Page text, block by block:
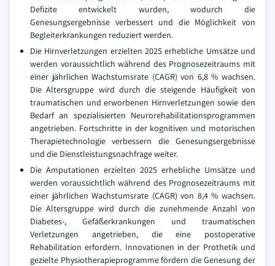
Defizite entwickelt wurden, wodurch die
Genesungsergebnisse verbessert und die Möglichkeit von
Begleiterkrankungen reduziert werden.
Die Hirnverletzungen erzielten 2025 erhebliche Umsätze und
werden voraussichtlich während des Prognosezeitraums mit
einer jährlichen Wachstumsrate (CAGR) von 6,8 % wachsen.
Die Altersgruppe wird durch die steigende Häufigkeit von
traumatischen und erworbenen Hirnverletzungen sowie den
Bedarf an spezialisierten Neurorehabilitationsprogrammen
angetrieben. Fortschritte in der kognitiven und motorischen
Therapietechnologie verbessern die Genesungsergebnisse
und die Dienstleistungsnachfrage weiter.
Die Amputationen erzielten 2025 erhebliche Umsätze und
werden voraussichtlich während des Prognosezeitraums mit
einer jährlichen Wachstumsrate (CAGR) von 8,4 % wachsen.
Die Altersgruppe wird durch die zunehmende Anzahl von
Diabetes-, Gefäßerkrankungen und traumatischen
Verletzungen angetrieben, die eine postoperative
Rehabilitation erfordern. Innovationen in der Prothetik und
gezielte Physiotherapieprogramme fördern die Genesung der